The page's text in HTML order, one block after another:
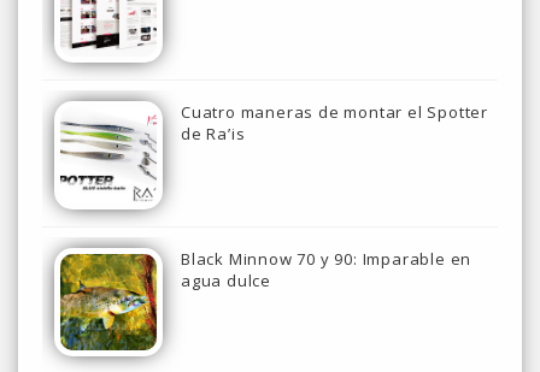
Cuatro maneras de montar el Spotter
de Ra’is
Black Minnow 70 y 90: Imparable en
agua dulce